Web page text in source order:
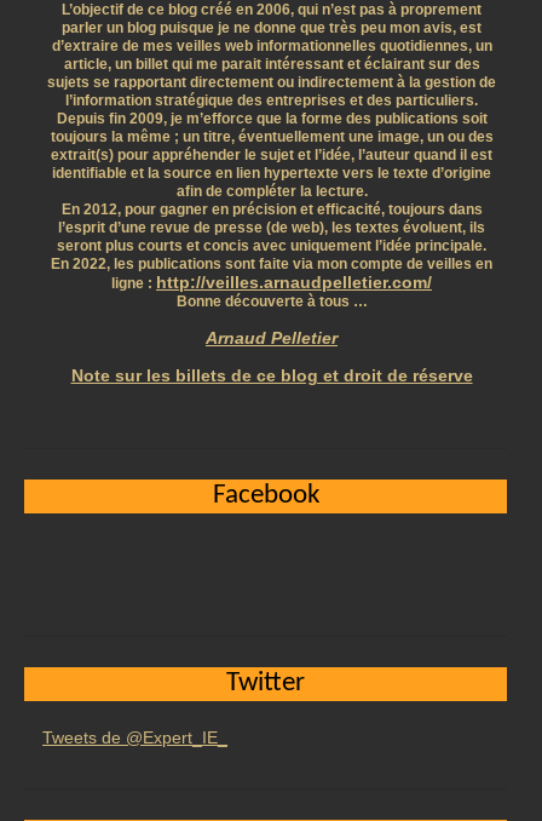
L’objectif de ce blog créé en 2006, qui n’est pas à proprement
parler un blog puisque je ne donne que très peu mon avis, est
d’extraire de mes veilles web informationnelles quotidiennes, un
article, un billet qui me parait intéressant et éclairant sur des
sujets se rapportant directement ou indirectement à la gestion de
l’information stratégique des entreprises et des particuliers.
Depuis fin 2009, je m’efforce que la forme des publications soit
toujours la même ; un titre, éventuellement une image, un ou des
extrait(s) pour appréhender le sujet et l’idée, l’auteur quand il est
identifiable et la source en lien hypertexte vers le texte d’origine
afin de compléter la lecture.
En 2012, pour gagner en précision et efficacité, toujours dans
l’esprit d’une revue de presse (de web), les textes évoluent, ils
seront plus courts et concis avec uniquement l’idée principale.
En 2022, les publications sont faite via mon compte de veilles en
ligne : http://veilles.arnaudpelletier.com/
Bonne découverte à tous …
Arnaud Pelletier
Note sur les billets de ce blog et droit de réserve
Facebook
Twitter
Tweets de @Expert_IE_